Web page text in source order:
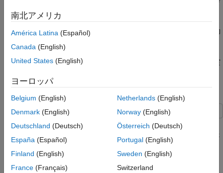
それぞれのパーティションですべてのワーカーを同時に稼働
すべてのパーティションのワーカーのリダクション計算を実
この例では、関数partition
を使用してデータストアからのデー
タの読み取りを並列処理する方法を説明します。MATLAB® に提
供されている航空路線の小規模なデータストアを使用
し、'ArrDelay' 列から NaN 以外の値の平均を求めます。
南北アメリカ
América Latina (Español)
Canada (English)
United States (English)
ヨーロッパ
Belgium (English)
Denmark (English)
Deutschland (Deutsch)
España (Español)
Finland (English)
France (Français)
Netherlands(English)
Norway(English)
Österreich (Deutsch)
Portugal(English)
Sweden (English)
Switzerland